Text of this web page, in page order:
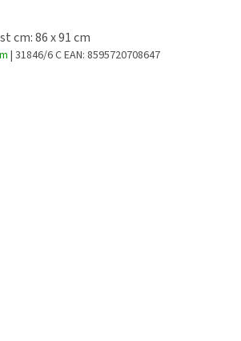
cm: 86 x 91 cm
| 31846/6 CEAN: 8595720708647